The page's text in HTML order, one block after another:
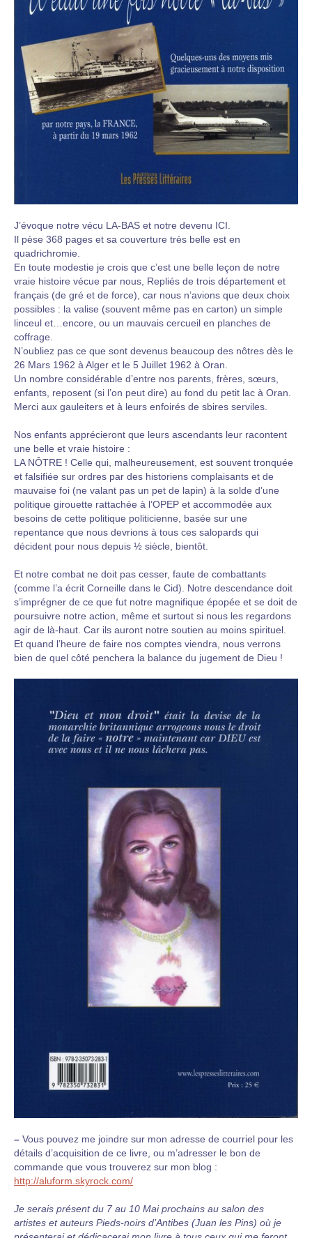
J’évoque notre vécu LA-BAS et notre devenu ICI.
Il pèse 368 pages et sa couverture très belle est en
quadrichromie.
En toute modestie je crois que c’est une belle leçon de notre
vraie histoire vécue par nous, Repliés de trois département et
français (de gré et de force), car nous n’avions que deux choix
possibles : la valise (souvent même pas en carton) un simple
linceul et…encore, ou un mauvais cercueil en planches de
coffrage.
N’oubliez pas ce que sont devenus beaucoup des nôtres dès le
26 Mars 1962 à Alger et le 5 Juillet 1962 à Oran.
Un nombre considérable d’entre nos parents, frères, sœurs,
enfants, reposent (si l’on peut dire) au fond du petit lac à Oran.
Merci aux gauleiters et à leurs enfoirés de sbires serviles.
Nos enfants apprécieront que leurs ascendants leur racontent
une belle et vraie histoire :
LA NÔTRE ! Celle qui, malheureusement, est souvent tronquée
et falsifiée sur ordres par des historiens complaisants et de
mauvaise foi (ne valant pas un pet de lapin) à la solde d’une
politique girouette rattachée à l’OPEP et accommodée aux
besoins de cette politique politicienne, basée sur une
repentance que nous devrions à tous ces salopards qui
décident pour nous depuis ½ siècle, bientôt.
Et notre combat ne doit pas cesser, faute de combattants
(comme l’a écrit Corneille dans le Cid). Notre descendance doit
s’imprégner de ce que fut notre magnifique épopée et se doit de
poursuivre notre action, même et surtout si nous les regardons
agir de là-haut. Car ils auront notre soutien au moins spirituel.
Et quand l’heure de faire nos comptes viendra, nous verrons
bien de quel côté penchera la balance du jugement de Dieu !
– Vous pouvez me joindre sur mon adresse de courriel pour les
détails d’acquisition de ce livre, ou m’adresser le bon de
commande que vous trouverez sur mon blog :
http://aluform.skyrock.com/
Je serais présent du 7 au 10 Mai prochains au salon des
artistes et auteurs Pieds-noirs d’Antibes (Juan les Pins) où je